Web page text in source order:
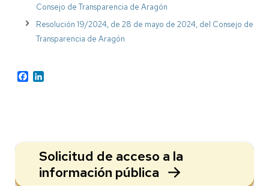
Consejo de Transparencia de Aragón
Resolución 19/2024, de 28 de mayo de 2024, del Consejo de
Transparencia de Aragón
Facebook
Solicitud de acceso a la
información pública